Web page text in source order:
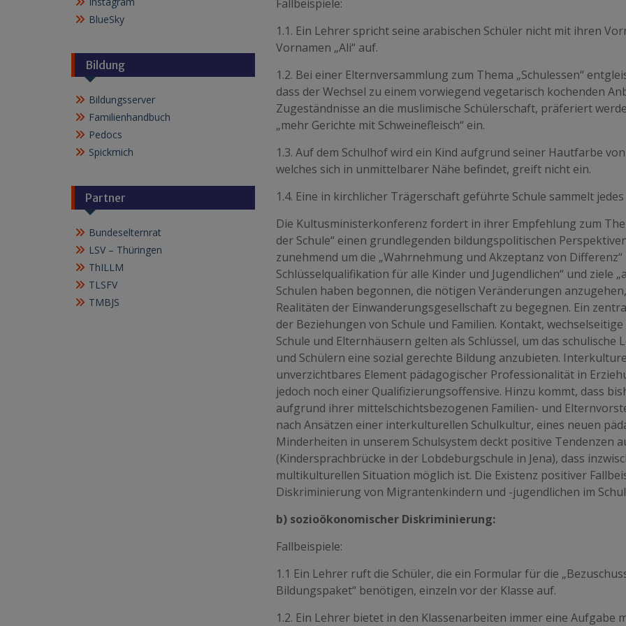
Fallbeispiele:
1.1. Ein Lehrer spricht seine arabischen Schüler nicht mit ihren
Vornamen „Ali“ auf.
1.2. Bei einer Elternversammlung zum Thema „Schulessen“
dass der Wechsel zu einem vorwiegend vegetarisch kochenden
Zugeständnisse an die muslimische Schülerschaft, präferiert
„mehr Gerichte mit Schweinefleisch“ ein.
1.3. Auf dem Schulhof wird ein Kind aufgrund seiner Hautfarbe
welches sich in unmittelbarer Nähe befindet, greift nicht ein.
1.4. Eine in kirchlicher Trägerschaft geführte Schule sammelt
Die Kultusministerkonferenz fordert in ihrer Empfehlung zum
der Schule“ einen grundlegenden bildungspolitischen
zunehmend um die „Wahrnehmung und Akzeptanz von
Schlüsselqualifikation für alle Kinder und Jugendlichen“ und ziele
Schulen haben begonnen, die nötigen Veränderungen
Realitäten der Einwanderungsgesellschaft zu begegnen. Ein
der Beziehungen von Schule und Familien. Kontakt,
Schule und Elternhäusern gelten als Schlüssel, um das
und Schülern eine sozial gerechte Bildung anzubieten.
unverzichtbares Element pädagogischer Professionalität in
jedoch noch einer Qualifizierungsoffensive. Hinzu kommt, dass
aufgrund ihrer mittelschichtsbezogenen Familien- und
nach Ansätzen einer interkulturellen Schulkultur, eines neuen
Minderheiten in unserem Schulsystem deckt positive Tendenzen
(Kindersprachbrücke in der Lobdeburgschule in Jena), dass
multikulturellen Situation möglich ist. Die Existenz positiver
Diskriminierung von Migrantenkindern und -jugendlichen im
b) sozioökonomischer Diskriminierung:
Fallbeispiele:
1.1 Ein Lehrer ruft die Schüler, die ein Formular für die
Bildungspaket“ benötigen, einzeln vor der Klasse auf.
1.2. Ein Lehrer bietet in den Klassenarbeiten immer eine
BlueSky
Bildung
Bildungsserver
Familienhandbuch
Pedocs
Spickmich
Partner
Bundeselternrat
LSV – Thüringen
ThILLM
TLSFV
TMBJS